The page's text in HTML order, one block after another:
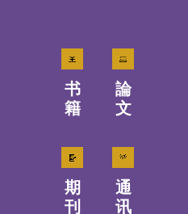
书
籍
論
文
期
刊
通
讯